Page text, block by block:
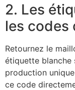
2. Les
les codes
Retournez le
étiquette blanche
production
ce code